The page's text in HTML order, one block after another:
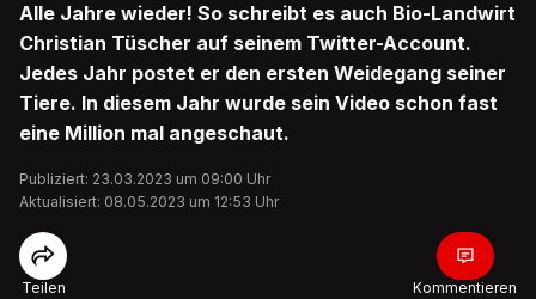
Alle Jahre wieder! So schreibt es auch Bio-Landwirt
Christian Tüscher auf seinem Twitter-Account.
Jedes Jahr postet er den ersten Weidegang seiner
Tiere. In diesem Jahr wurde sein Video schon fast
eine Million mal angeschaut.
Publiziert: 23.03.2023 um 09:00 Uhr
Aktualisiert: 08.05.2023 um 12:53 Uhr
Teilen Kommentieren